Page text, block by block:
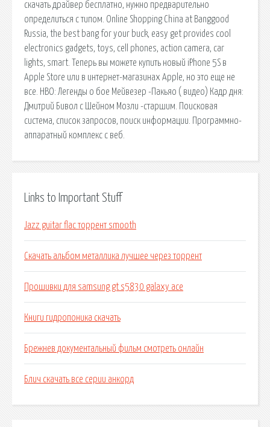
Links to Important Stuff
Jazz guitar flac торрент smooth
Скачать альбом металлика лучшее через торрент
Прошивки для samsung gt s5830 galaxy ace
Книги гидропоника скачать
Брежнев документальный фильм смотреть онлайн
Блич скачать все серии анкорд